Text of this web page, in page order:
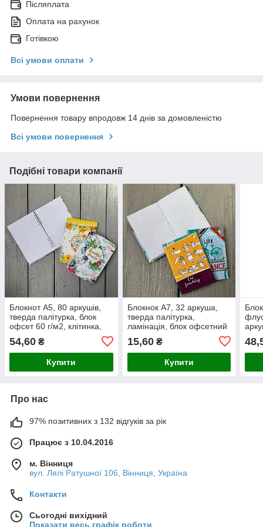
Післяплата
Оплата на рахунок
Готівкою
Всі умови оплати
Умови повернення
Повернення товару впродовж 14 днів за домовленістю
Всі умови повернення
Подібні товари компанії
Блокнот А5, 80 аркушів,
тверда палітурка, блок
офсет 60 г/м2, клітинка,
54,60 ₴
Купити
Блокнок А7, 32 аркуша,
тверда палітурка,
ламінація, блок офсетний
15,60₴
Купити
Про нас
97% позитивних з 132 відгуків за рік
Працює з 10.04.2016
м. Вінниця
вул. Лялі Ратушної 106, Вінниця, Україна
Контакти
Сьогодні вихідний
Показати весь графік роботи